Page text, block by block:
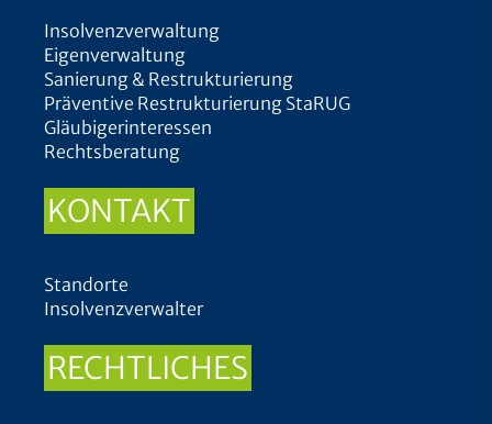
Insolvenzverwaltung
Eigenverwaltung
Sanierung & Restrukturierung
Präventive Restrukturierung StaRUG
Gläubigerinteressen
Rechtsberatung
KONTAKT
Standorte
Insolvenzverwalter
RECHTLICHES